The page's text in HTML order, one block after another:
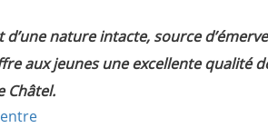
nature intacte, source
aux jeunes une excellente qualité
Châtel.